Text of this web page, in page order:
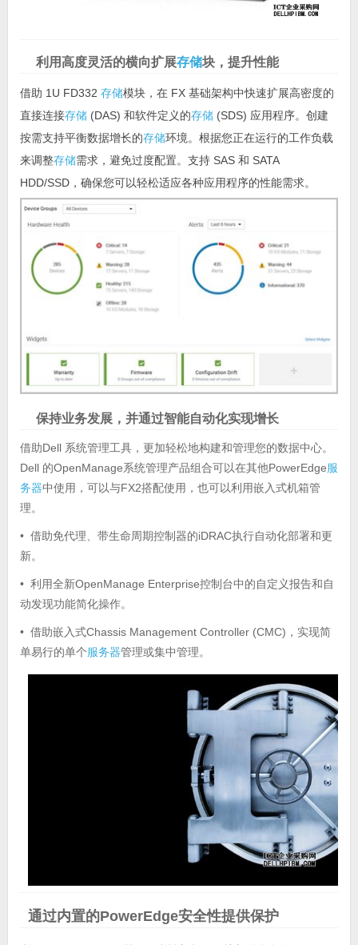
利用高度灵活的横向扩展存储块，提升性能
借助 1U FD332 存储模块，在 FX 基础架构中快速扩展高密度的
直接连接存储(DAS) 和软件定义的存储(SDS) 应用程序。创建
按需支持平衡数据增长的存储环境。根据您正在运行的工作负载
来调整存储需求，避免过度配置。支持 SAS 和 SATA
HDD/SSD，确保您可以轻松适应各种应用程序的性能需求。
保持业务发展，并通过智能自动化实现增长
借助Dell 系统管理工具，更加轻松地构建和管理您的数据中心。
Dell 的OpenManage系统管理产品组合可以在其他PowerEdge服
务器中使用，可以与FX2搭配使用，也可以利用嵌入式机箱管
理。
• 借助免代理、带生命周期控制器的iDRAC执行自动化部署和更
新。
• 利用全新OpenManage Enterprise控制台中的自定义报告和自
动发现功能简化操作。
• 借助嵌入式Chassis Management Controller (CMC)，实现简
单易行的单个服务器管理或集中管理。
通过内置的PowerEdge安全性提供保护